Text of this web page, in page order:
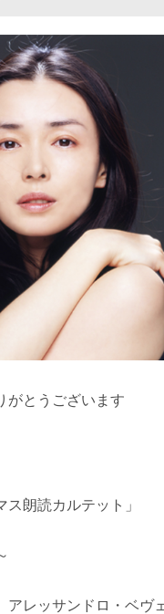
がとうございます
朗読カルテット」
レッサンドロ・ベヴ